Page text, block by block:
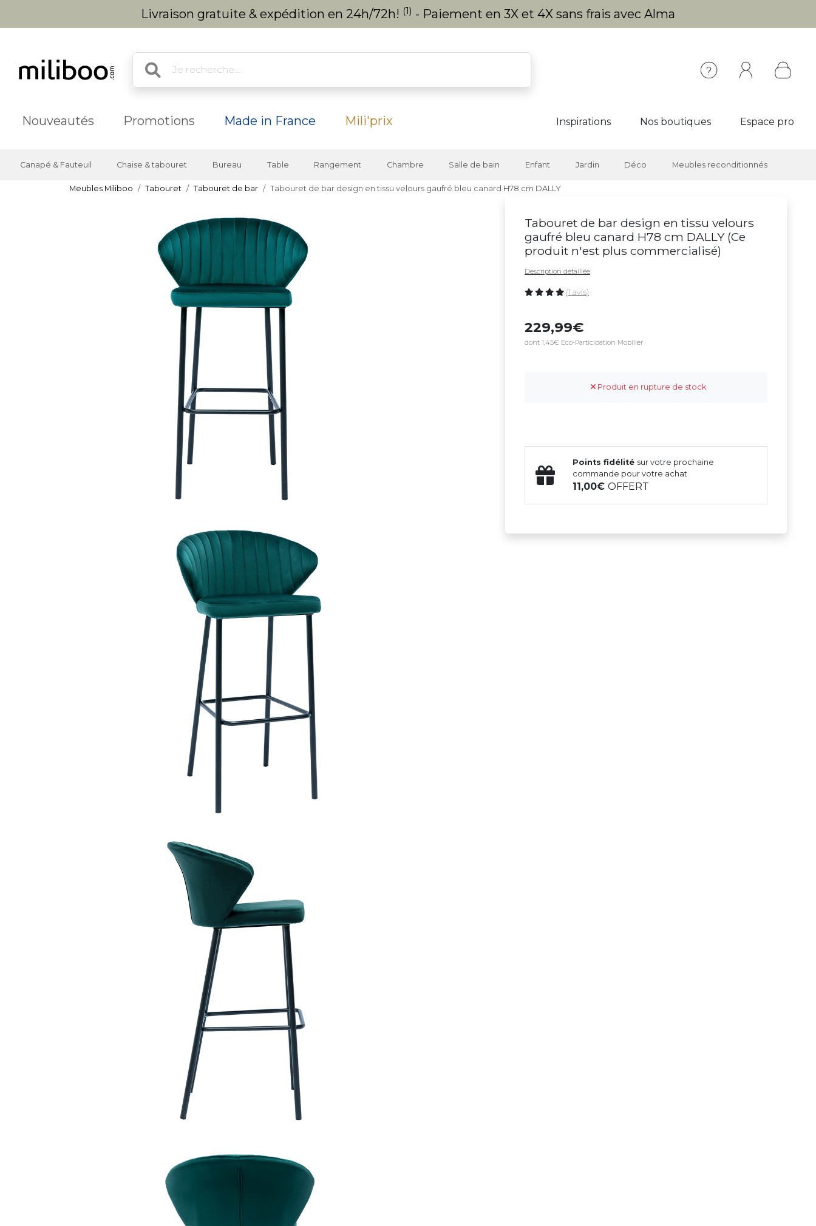
Livraison gratuite & expédition en 24h/72h! (1) - Paiement en 3X et 4X sans frais avec Alma
Nouveautés Promotions Made in France Mili'prix Inspirations Nos boutiques Espace pro
Canapé & Fauteuil Chaise & tabouret Bureau Table Rangement Chambre Salle de bain Enfant Jardin Déco Meubles reconditionnés
Meubles Miliboo Tabouret Tabouret de bar Tabouret de bar design en tissu velours gaufré bleu canard H78 cm DALLY
Tabouret de bar design en tissu velours
gaufré bleu canard H78 cm DALLY (Ce
produit n'est plus commercialisé)
Description détaillée
(1 avis)
229,99
dont 1,45€ Eco-Participation Mobilier
Produit en rupture de stock
Points fidélité sur votre prochaine
commande pour votre achat
11,00OFFERT